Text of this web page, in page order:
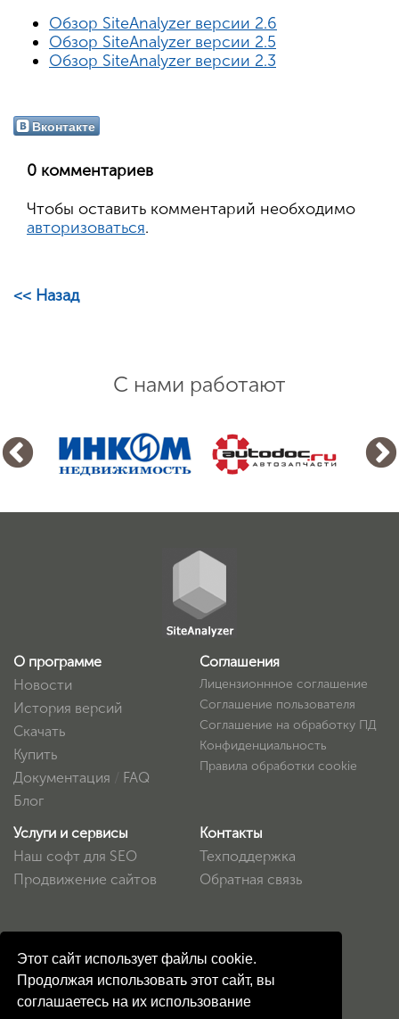
Этот сайт использует файлы cookie.
Продолжая использовать этот сайт, вы
соглашаетесь на их использование
Обзор SiteAnalyzer версии 2.6
Обзор SiteAnalyzer версии 2.5
Обзор SiteAnalyzer версии 2.3
Вконтакте
0 комментариев
Чтобы оставить комментарий необходимо
авторизоваться.
<< Назад
С нами работают
О программе
Новости
История версий
Скачать
Купить
Документация
FAQ
Блог
Соглашения
Лицензионнное соглашение
Соглашение пользователя
Соглашение на обработку ПД
Конфиденциальность
Правила обработки cookie
Услуги и сервисы
Наш софт для SEO
Продвижение сайтов
Контакты
Техподдержка
Обратная связь